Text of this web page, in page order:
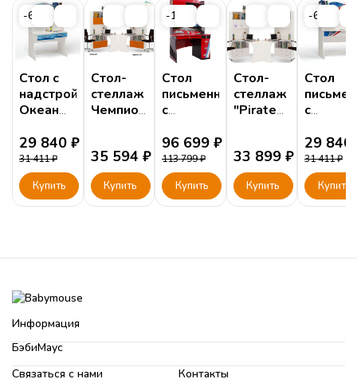
-6%
Стол с
надстройкой
Океан
29 840 ₽
31 411₽
Купить
Стол-
стеллаж
Чемпион
мальчика
35 594 ₽
Купить
-16%
Стол
письменный
с
"CHAMPION
RACER"
96 699 ₽
113 799₽
Купить
Стол-
стеллаж
"Pirates"
правый
или
левый
33 899 ₽
Купить
-6%
Стол
с
паук"
29 840
31 411₽
Купить
Информация
БэбиМаус
Связаться с нами
Контакты